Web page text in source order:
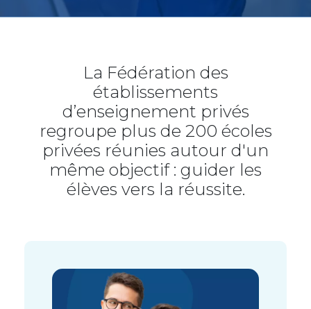
La Fédération des
établissements
d’enseignement privés
regroupe plus de 200 écoles
privées réunies autour d'un
même objectif : guider les
élèves vers la réussite.